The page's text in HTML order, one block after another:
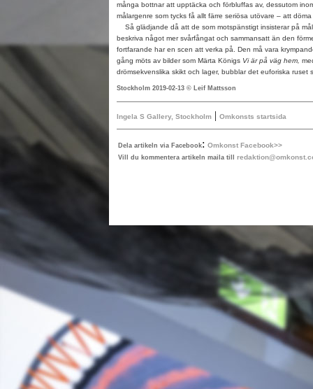
många bottnar att upptäcka och förbluffas av, dessutom
målargenre som tycks få allt färre seriösa utövare – att
Så glädjande då att de som motspänstigt insisterar på
beskriva något mer svårfångat och sammansatt än den
fortfarande har en scen att verka på. Den må vara
gång möts av bilder som Märta Königs Vi är på väg hem,
drömsekvenslika skikt och lager, bubblar det euforiska ruset
Stockholm 2019-02-13 © Leif Mattsson
Ingela S Gallery, Stockholm | Omkonsts startsida
Dela artikeln via Facebook: Omkonst Facebook>>
Vill du kommentera artikeln maila till